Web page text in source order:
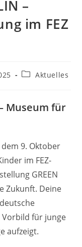
–
im FEZ
Beitrags-
Aktuelles
Museum für
dem 9. Oktober
im FEZ-
GREEN
Zukunft. Deine
Vorbild für junge
aufzeigt.